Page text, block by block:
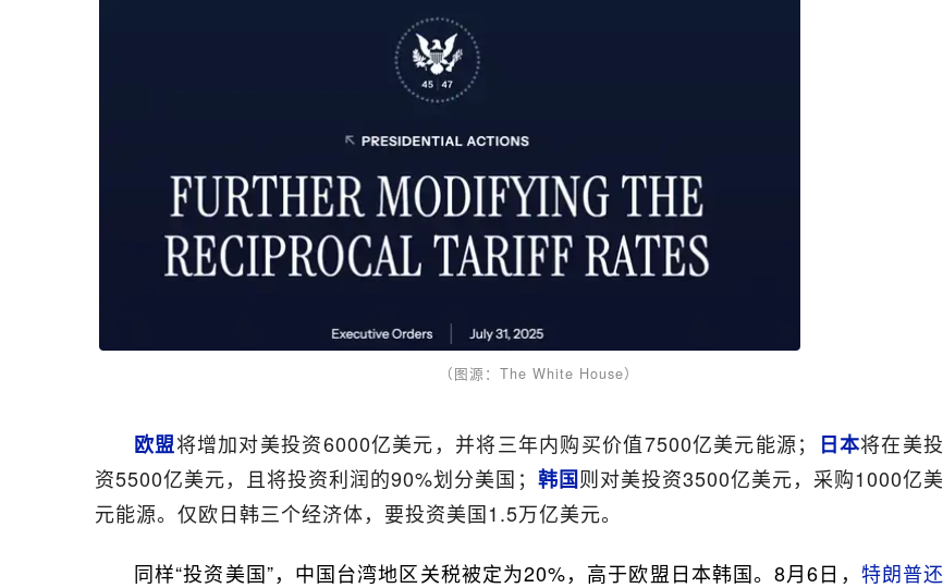
（图源：The White House）
欧盟将增加对美投资6000亿美元，并将三年内购买价值7500亿美元能源； 日本将在美投
资5500亿美元，且将投资利润的90%划分美国； 韩国则对美投资3500亿美元，采购1000亿美
元能源。仅欧日韩三个经济体，要投资美国1.5万亿美元。
同样“投资美国”，中国台湾地区关税被定为20%，高于欧盟日本韩国。8月6日， 特朗普还